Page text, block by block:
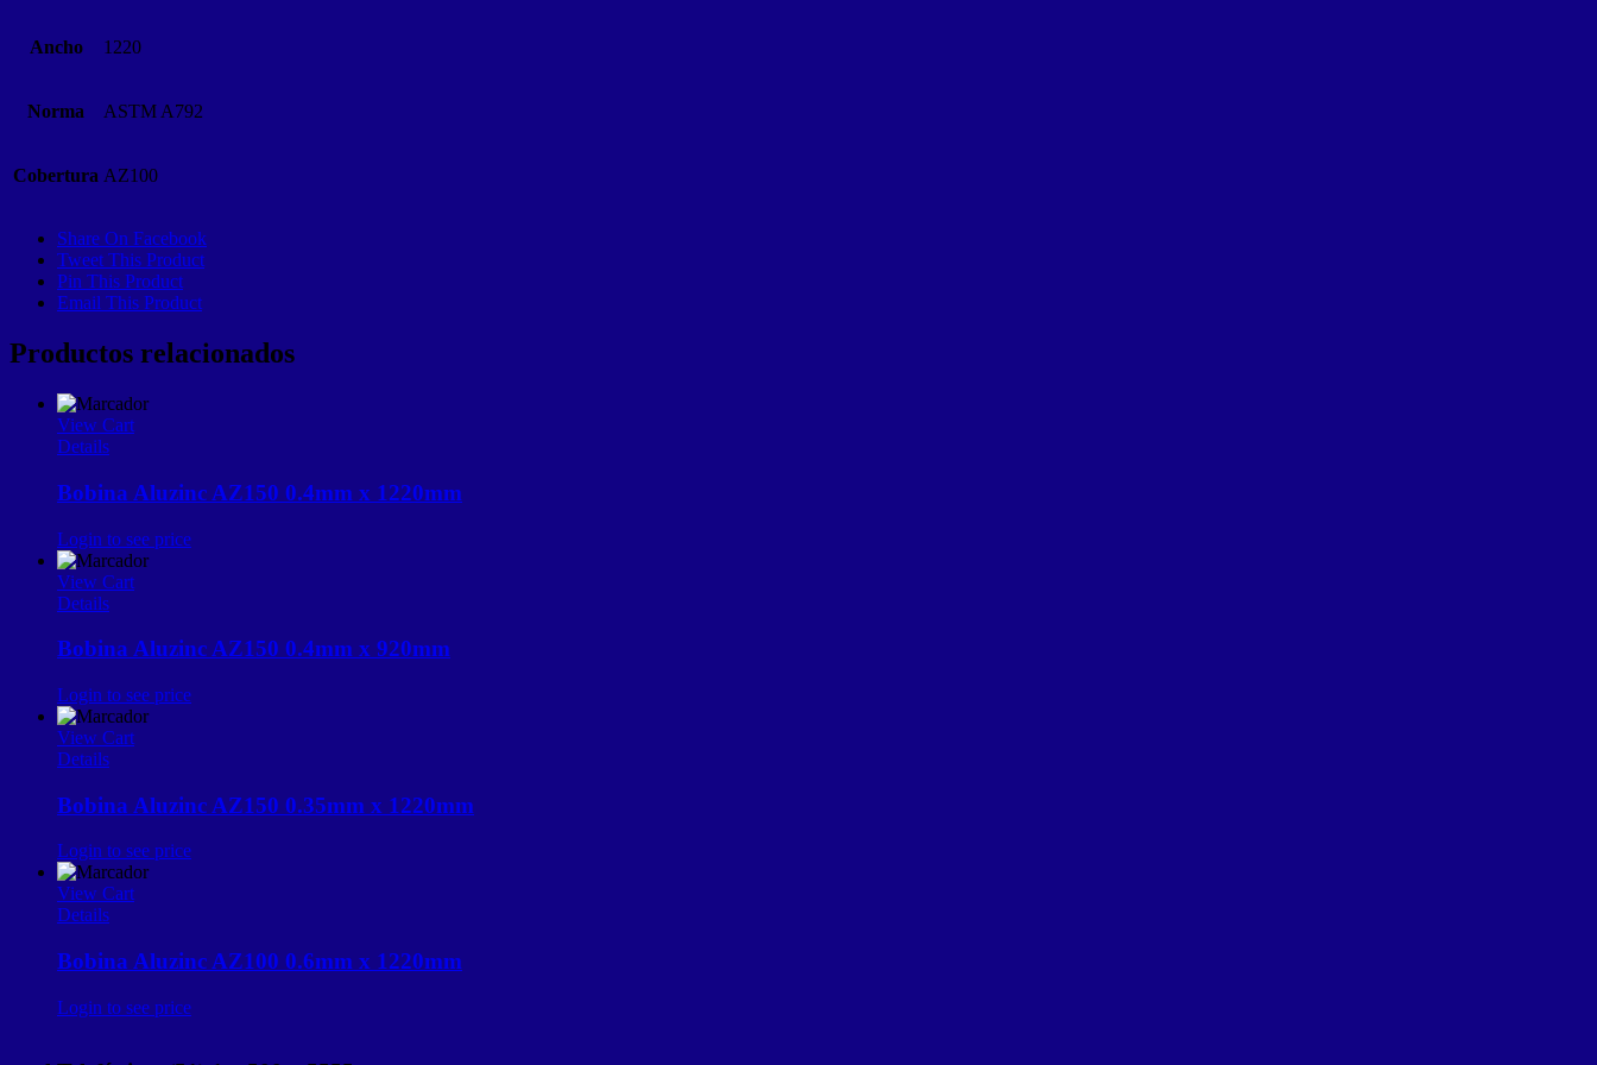
Ancho 1220
Norma ASTM A792
Cobertura AZ100
Share On Facebook
Tweet This Product
Pin This Product
Email This Product
Productos relacionados
View Cart
Details
Bobina Aluzinc AZ150 0.4mm x 1220mm
Login to see price
View Cart
Details
Bobina Aluzinc AZ150 0.4mm x 920mm
Login to see price
View Cart
Details
Bobina Aluzinc AZ150 0.35mm x 1220mm
Login to see price
View Cart
Details
Bobina Aluzinc AZ100 0.6mm x 1220mm
Login to see price